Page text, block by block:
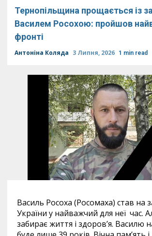
Тернопільщина прощається із
Василем Росохою: пройшов
фронті
Антоніна Коляда 3 Липня, 2026 1 min read
Василь Росоха (Росомаха) став на
України у найважчий для неї час.
забирає життя і здоров’я. Василю